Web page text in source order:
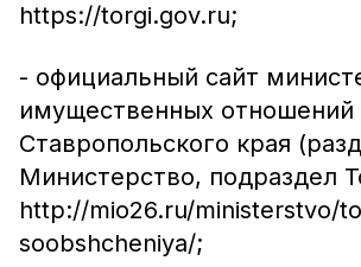
https://torgi.gov.ru;
- официальный сайт
имущественных отношений
Ставропольского края
Министерство, подраздел
http://mio26.ru/ministerstvo/
soobshcheniya/;